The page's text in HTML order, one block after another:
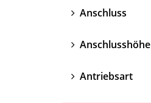
Anschluss
Anschlusshöhe
Antriebsart